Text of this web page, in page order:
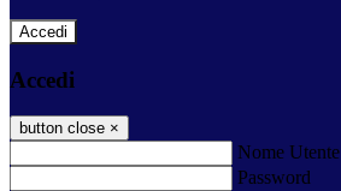
Accedi
Accedi
button close ×
Nome Utente
Password